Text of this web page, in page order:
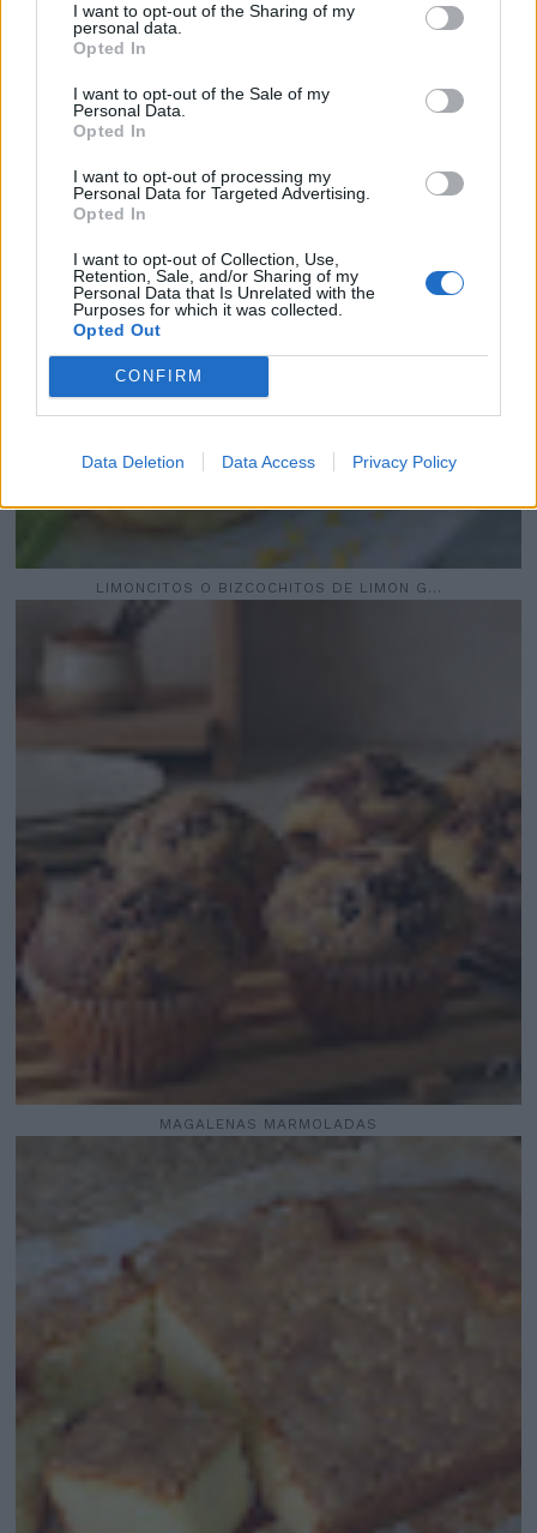
I want to opt-out of the Sharing of my
personal data.
Opted In
I want to opt-out of the Sale of my
Personal Data.
Opted In
I want to opt-out of processing my
Personal Data for Targeted Advertising.
Opted In
I want to opt-out of Collection, Use,
Retention, Sale, and/or Sharing of my
Personal Data that Is Unrelated with the
Purposes for which it was collected.
Opted Out
CONFIRM
Data Deletion Data Access Privacy Policy
LIMONCITOS O BIZCOCHITOS DE LIMON G...
MAGALENAS MARMOLADAS